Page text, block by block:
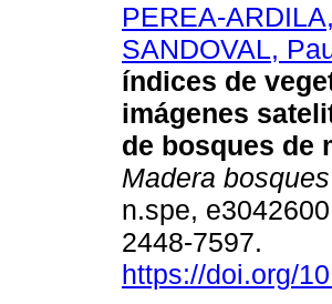
PEREA-
SANDOVAL,
índices de
imágenes
de bosques de
Madera bosques
n.spe,
2448-7597.
https://doi.org/